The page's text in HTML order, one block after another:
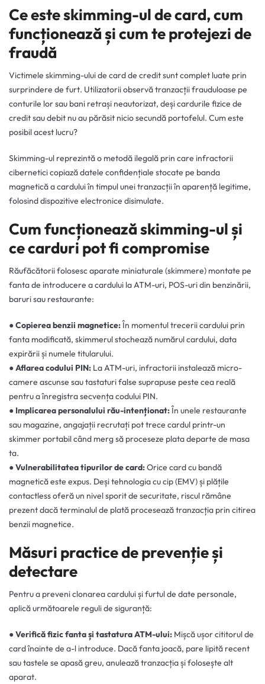
Ce este skimming-ul de card, cum
funcționează și cum te protejezi de
fraudă
Victimele skimming-ului de card de credit sunt complet luate prin
surprindere de furt. Utilizatorii observă tranzacții frauduloase pe
conturile lor sau bani retrași neautorizat, deși cardurile fizice de
credit sau debit nu au părăsit nicio secundă portofelul. Cum este
posibil acest lucru?
Skimming-ul reprezintă o metodă ilegală prin care infractorii
cibernetici copiază datele confidențiale stocate pe banda
magnetică a cardului în timpul unei tranzacții în aparență legitime,
folosind dispozitive electronice disimulate.
Cum funcționează skimming-ul și
ce carduri pot fi compromise
Răufăcătorii folosesc aparate miniaturale (skimmere) montate pe
fanta de introducere a cardului la ATM-uri, POS-uri din benzinării,
baruri sau restaurante:
●Copierea benzii magnetice: În momentul trecerii cardului prin
fanta modificată, skimmerul stochează numărul cardului, data
expirării și numele titularului.
●Aflarea codului PIN: La ATM-uri, infractorii instalează micro-
camere ascunse sau tastaturi false suprapuse peste cea reală
pentru a înregistra secvența codului PIN.
● Implicarea personalului rău-intenționat: În unele restaurante
sau magazine, angajații recrutați pot trece cardul printr-un
skimmer portabil când merg să proceseze plata departe de masa
ta.
●Vulnerabilitatea tipurilor de card:Orice card cu bandă
magnetică este expus. Deși tehnologia cu cip (EMV) și plățile
contactless oferă un nivel sporit de securitate, riscul rămâne
prezent dacă terminalul de plată procesează tranzacția prin citirea
benzii magnetice.
Măsuri practice de prevenție și
detectare
Pentru a preveni clonarea cardului și furtul de date personale,
aplică următoarele reguli de siguranță:
●Verifică fizic fanta și tastatura ATM-ului: Mișcă ușor cititorul de
card înainte de a-l introduce. Dacă fanta joacă, pare lipită recent
sau tastele se apasă greu, anulează tranzacția și folosește alt
aparat.